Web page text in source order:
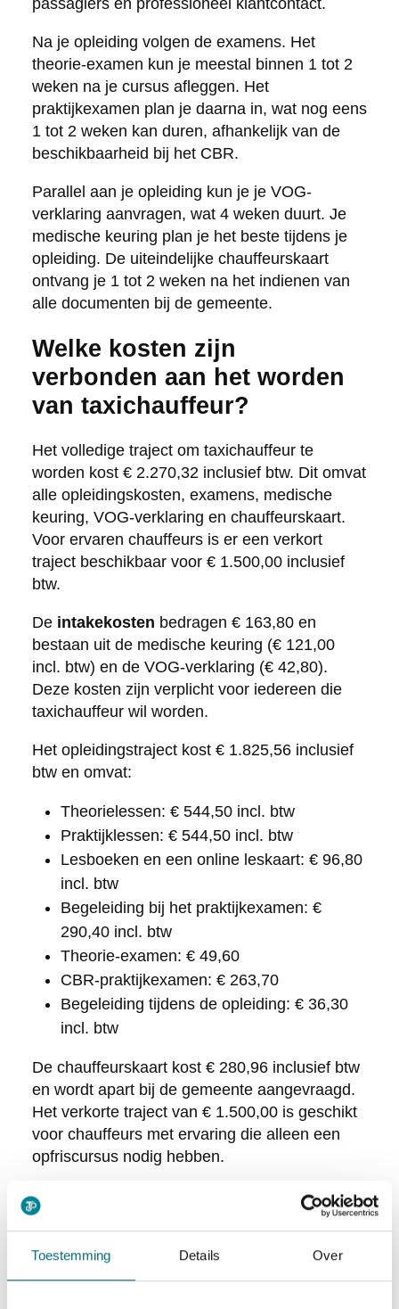
Toestemming Details Over
Na je opleiding volgen de examens. Het
theorie-examen kun je meestal binnen 1 tot 2
weken na je cursus afleggen. Het
praktijkexamen plan je daarna in, wat nog eens
1 tot 2 weken kan duren, afhankelijk van de
beschikbaarheid bij het CBR.
Parallel aan je opleiding kun je je VOG-
verklaring aanvragen, wat 4 weken duurt. Je
medische keuring plan je het beste tijdens je
opleiding. De uiteindelijke chauffeurskaart
ontvang je 1 tot 2 weken na het indienen van
alle documenten bij de gemeente.
Welke kosten zijn
verbonden aan het worden
van taxichauffeur?
Het volledige traject om taxichauffeur te
worden kost € 2.270,32 inclusief btw. Dit omvat
alle opleidingskosten, examens, medische
keuring, VOG-verklaring en chauffeurskaart.
Voor ervaren chauffeurs is er een verkort
traject beschikbaar voor € 1.500,00 inclusief
btw.
De intakekosten bedragen € 163,80 en
bestaan uit de medische keuring (€ 121,00
incl. btw) en de VOG-verklaring (€ 42,80).
Deze kosten zijn verplicht voor iedereen die
taxichauffeur wil worden.
Het opleidingstraject kost € 1.825,56 inclusief
btw en omvat:
Theorielessen: € 544,50 incl. btw
Praktijklessen: € 544,50 incl. btw
Lesboeken en een online leskaart: € 96,80
incl. btw
Begeleiding bij het praktijkexamen: €
290,40 incl. btw
Theorie-examen: € 49,60
CBR-praktijkexamen: € 263,70
Begeleiding tijdens de opleiding: € 36,30
incl. btw
De chauffeurskaart kost € 280,96 inclusief btw
en wordt apart bij de gemeente aangevraagd.
Het verkorte traject van € 1.500,00 is geschikt
voor chauffeurs met ervaring die alleen een
opfriscursus nodig hebben.
Hoe Top Support Nederland
helpt met
taxichauffeursregels en
certificering